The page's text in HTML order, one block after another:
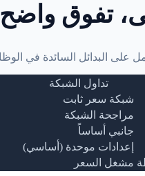
تفوق واضح
تداول الشبكة
شبكة سعر ثابت
مراجحة الشبكة
جانبي أساساً
إعدادات موحدة (أساسي)
مشغل السعر